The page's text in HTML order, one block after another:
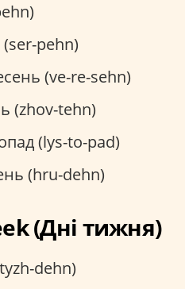
pehn)
(ve-re-sehn)
(zhov-tehn)
(lys-to-pad)
(hru-dehn)
(Дні тижня)
dehn)